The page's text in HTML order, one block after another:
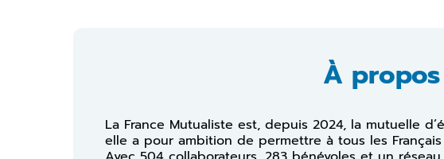
À
La France Mutualiste est, depuis 2024, la mutuelle
elle a pour ambition de permettre à tous les